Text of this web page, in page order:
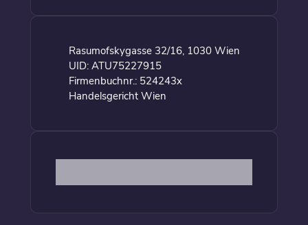
Rasumofskygasse 32/16, 1030 Wien
UID: ATU75227915
Firmenbuchnr.: 524243x
Handelsgericht Wien